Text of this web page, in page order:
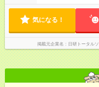
気になる！
掲載元企業名 日研トータル